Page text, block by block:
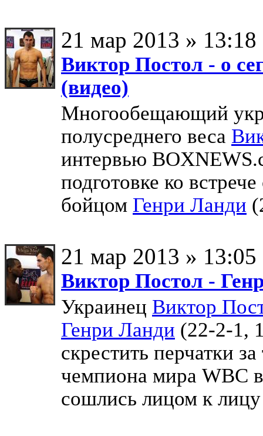
21 мар 2013 » 13:18
Виктор Постол - о
(видео)
Многообещающий
полусреднего веса
интервью
подготовке ко
бойцом Генри Ланди
21 мар 2013 » 13:05
Виктор Постол -
Украинец Виктор
Генри Ланди (22-2-1,
скрестить перчатки
чемпиона мира WBC
сошлись лицом к